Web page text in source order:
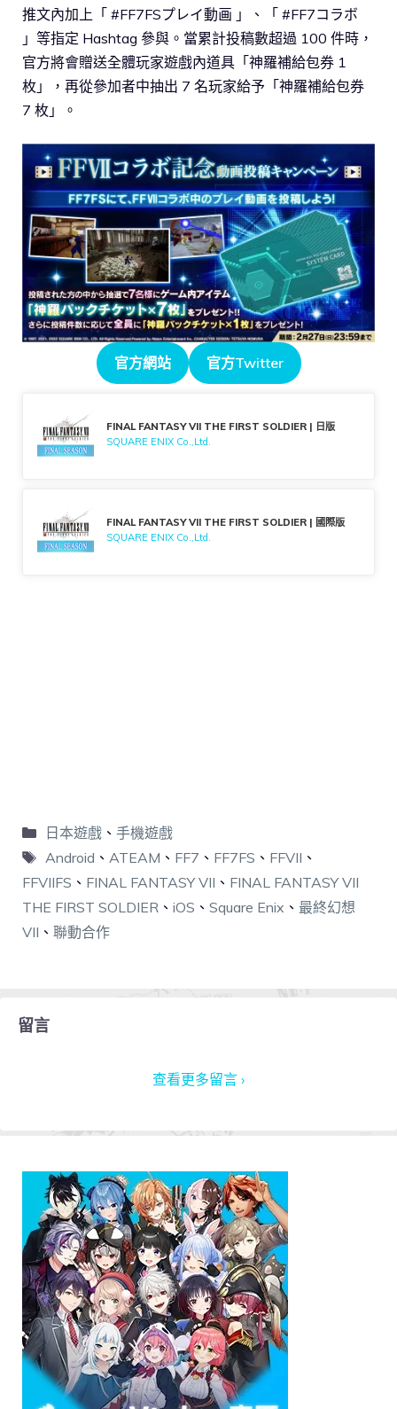
推文內加上「 #FF7FSプレイ動画 」、「 #FF7コラボ
」等指定 Hashtag 參與。當累計投稿數超過 100 件時，
官方將會贈送全體玩家遊戲內道具「神羅補給包券 1
枚」，再從參加者中抽出 7 名玩家給予「神羅補給包券
7 枚」。
官方網站 官方Twitter
FINAL FANTASY VII THE FIRST SOLDIER | 日版
SQUARE ENIX Co.,Ltd.
FINAL FANTASY VII THE FIRST SOLDIER | 國際版
SQUARE ENIX Co.,Ltd.
日本遊戲、 手機遊戲
Android 、 ATEAM 、 FF7 、 FF7FS 、 FFVII 、
FFVIIFS 、 FINAL FANTASY VII 、 FINAL FANTASY VII
THE FIRST SOLDIER 、 iOS 、 Square Enix 、 最終幻想
VII 、 聯動合作
留言
查看更多留言 ›